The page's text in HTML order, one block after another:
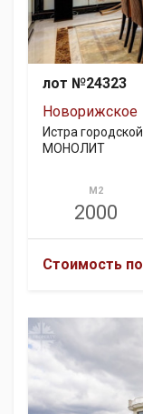
лот №24323
Новорижское
Истра
МОНОЛИТ
М2
2000
Стоимость